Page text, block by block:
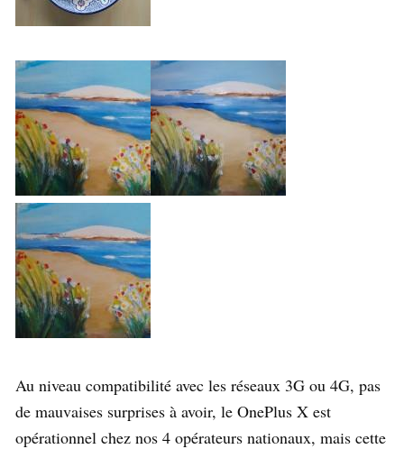
Au niveau compatibilité avec les réseaux 3G ou 4G, pas
de mauvaises surprises à avoir, le OnePlus X est
opérationnel chez nos 4 opérateurs nationaux, mais cette